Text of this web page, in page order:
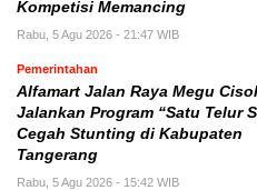
Kompetisi Memancing
Rabu, 5 Agu 2026 - 21:47 WIB
Pemerintahan
Alfamart Jalan Raya Megu
Jalankan Program “Satu Telur
Cegah Stunting di Kabupaten
Tangerang
Rabu, 5 Agu 2026 - 15:42 WIB